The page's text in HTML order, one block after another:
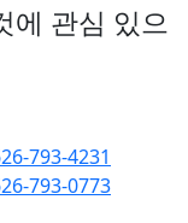
에 관심 있으
793-4231
793-0773